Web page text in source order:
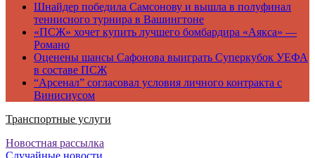
Шнайдер победила Самсонову и вышла в полуфинал
теннисного турнира в Вашингтоне
«ПСЖ» хочет купить лучшего бомбардира «Аякса» —
Романо
Оценены шансы Сафонова выиграть Суперкубок УЕФА
в составе ПСЖ
“Арсенал” согласовал условия личного контракта с
Винисиусом
Транспортные услуги
Новостная рассылка
Случайные новости